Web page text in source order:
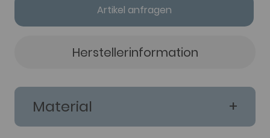
Artikel anfragen
Herstellerinformation
Material